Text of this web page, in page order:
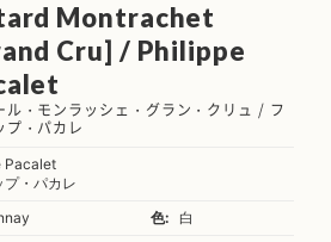
Montrachet
Cru] / Philippe
ル・モンラッシェ・グラン・クリュ / フ
プ・パカレ
Pacalet
プ・パカレ
色:
白